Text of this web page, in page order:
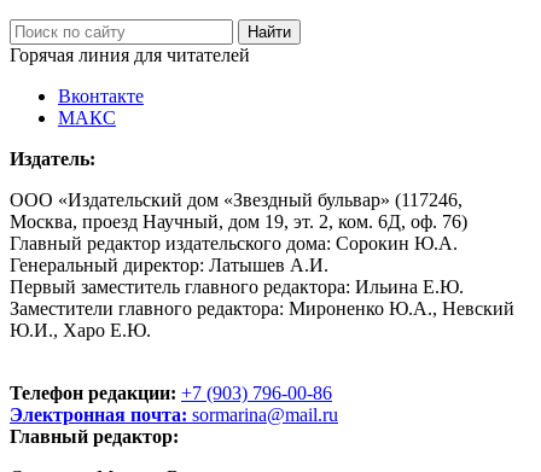
Горячая линия для читателей
Вконтакте
МАКС
Издатель:
ООО «Издательский дом «Звездный бульвар» (117246,
Москва, проезд Научный, дом 19, эт. 2, ком. 6Д, оф. 76)
Главный редактор издательского дома: Сорокин Ю.А.
Генеральный директор: Латышев А.И.
Первый заместитель главного редактора: Ильина Е.Ю.
Заместители главного редактора: Мироненко Ю.А., Невский
Ю.И., Харо Е.Ю.
Телефон редакции: +7 (903) 796-00-86
Электронная почта: sormarina@mail.ru
Главный редактор: